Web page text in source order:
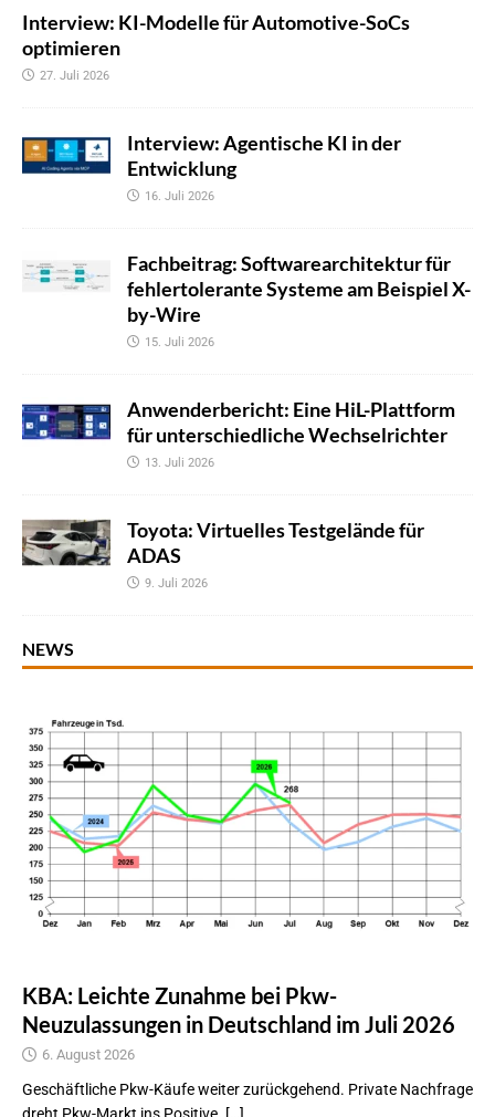
Interview: KI-Modelle für Automotive-SoCs
optimieren
27. Juli 2026
Interview: Agentische KI in der
Entwicklung
16. Juli 2026
Fachbeitrag: Softwarearchitektur für
fehlertolerante Systeme am Beispiel X-
by-Wire
15. Juli 2026
Anwenderbericht: Eine HiL-Plattform
für unterschiedliche Wechselrichter
13. Juli 2026
Toyota: Virtuelles Testgelände für
ADAS
9. Juli 2026
NEWS
KBA: Leichte Zunahme bei Pkw-
Neuzulassungen in Deutschland im Juli 2026
6. August 2026
Geschäftliche Pkw-Käufe weiter zurückgehend. Private Nachfrage